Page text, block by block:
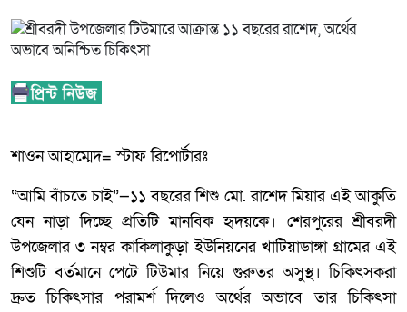
শাওন আহাম্মেদ= স্টাফ রিপোর্টারঃ
“আমি বাঁচতে চাই”—১১ বছরের শিশু মো. রাশেদ মিয়ার এই আকুতি
যেন নাড়া দিচ্ছে প্রতিটি মানবিক হৃদয়কে। শেরপুরের শ্রীবরদী
উপজেলার ৩ নম্বর কাকিলাকুড়া ইউনিয়নের খাটিয়াডাঙ্গা গ্রামের এই
শিশুটি বর্তমানে পেটে টিউমার নিয়ে গুরুতর অসুস্থ। চিকিৎসকরা
দ্রুত চিকিৎসার পরামর্শ দিলেও অর্থের অভাবে তার চিকিৎসা